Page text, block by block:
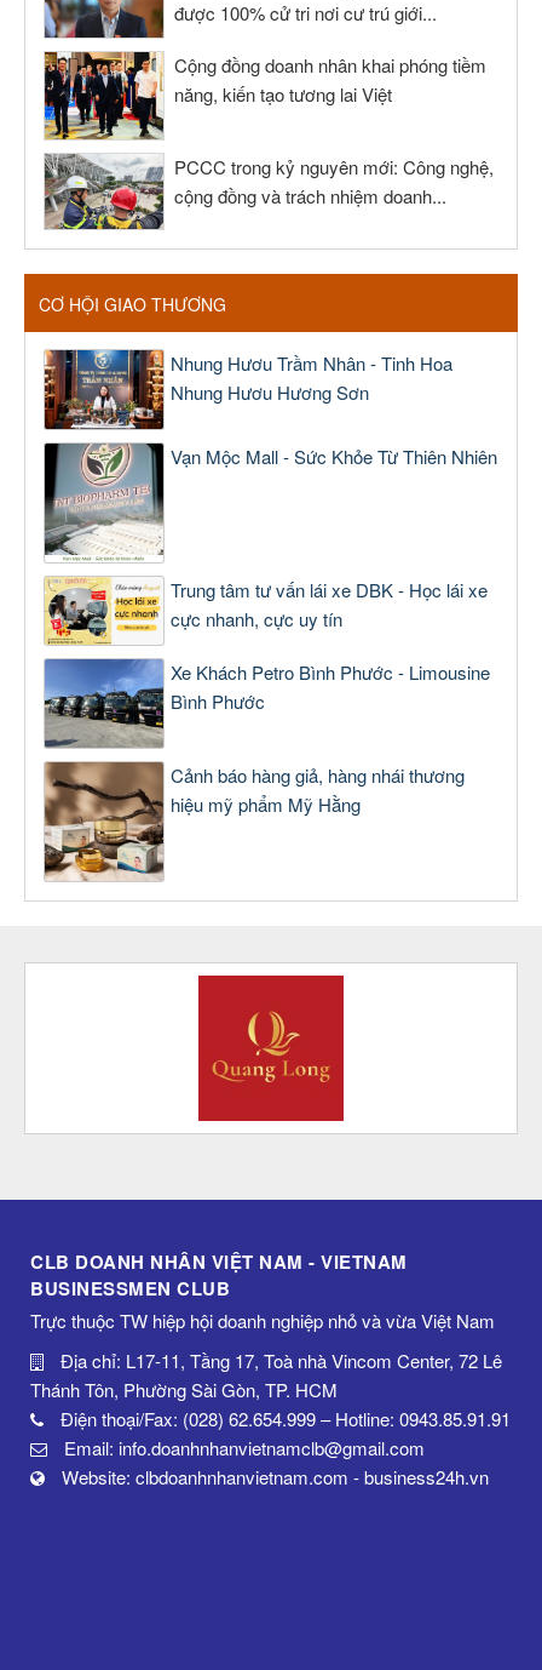
được 100% cử tri nơi cư trú giới...
Cộng đồng doanh nhân khai phóng tiềm
năng, kiến tạo tương lai Việt
PCCC trong kỷ nguyên mới: Công nghệ,
cộng đồng và trách nhiệm doanh...
CƠ HỘI GIAO THƯƠNG
Nhung Hươu Trầm Nhân - Tinh Hoa
Nhung Hươu Hương Sơn
Vạn Mộc Mall - Sức Khỏe Từ Thiên Nhiên
Trung tâm tư vấn lái xe DBK - Học lái xe
cực nhanh, cực uy tín
Xe Khách Petro Bình Phước - Limousine
Bình Phước
Cảnh báo hàng giả, hàng nhái thương
hiệu mỹ phẩm Mỹ Hằng
CLB DOANH NHÂN VIỆT NAM - VIETNAM
BUSINESSMEN CLUB
Trực thuộc TW hiệp hội doanh nghiệp nhỏ và vừa Việt Nam
Địa chỉ: L17-11, Tầng 17, Toà nhà Vincom Center, 72 Lê
Thánh Tôn, Phường Sài Gòn, TP. HCM
Điện thoại/Fax: (028) 62.654.999 – Hotline: 0943.85.91.91
Email: info.doanhnhanvietnamclb@gmail.com
Website: clbdoanhnhanvietnam.com - business24h.vn